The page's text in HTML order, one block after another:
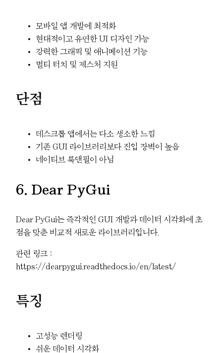
모바일 앱 개발에 최적화
현대적이고 유연한 UI 디자인 가능
강력한 그래픽 및 애니메이션 기능
멀티 터치 및 제스처 지원
단점
데스크톱 앱에서는 다소 생소한 느낌
기존 GUI 라이브러리보다 진입 장벽이 높음
네이티브 룩앤필이 아님
6. Dear PyGui
Dear PyGui는 즉각적인 GUI 개발과 데이터 시각화에 초
점을 맞춘 비교적 새로운 라이브러리입니다.
관련 링크 :
https://dearpygui.readthedocs.io/en/latest/
특징
고성능 렌더링
쉬운 데이터 시각화